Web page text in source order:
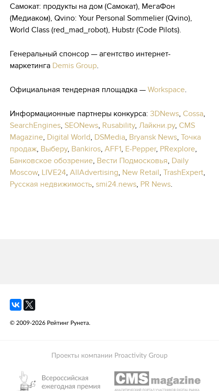
Самокат: продукты на дом (Самокат), МегаФон
(Медиаком), Qvino: Your Personal Sommelier (Qvino),
World Class (red_mad_robot), Hubstr (Code Pilots).
Генеральный спонсор — агентство интернет-
маркетинга Demis Group.
Официальная тендерная площадка — Workspace.
Информационные партнеры конкурса: 3DNews, Cossa,
SearchEngines, SEONews, Rusability, Лайкни.ру, CMS
Magazine, Digital World, DSMedia, Bryansk News, Точка
продаж, Выберу, Bankiros, AFF1, E-Pepper, PRexplore,
Банковское обозрение, Вести Подмосковья, Daily
Moscow, LIVE24, AllAdvertising, New Retail, TrashExpert,
Русская недвижимость, smi24.news, PR News.
© 2009-2026 Рейтинг Рунета.
Проекты компании Proactivity Group